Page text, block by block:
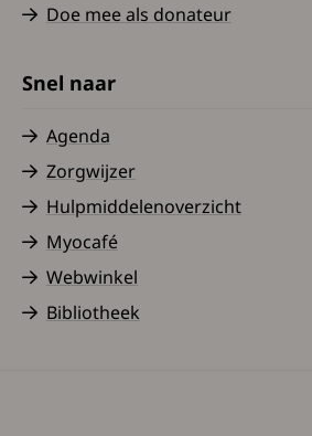
Doe mee als donateur
Snel naar
Agenda
Zorgwijzer
Hulpmiddelenoverzicht
Myocafé
Webwinkel
Bibliotheek